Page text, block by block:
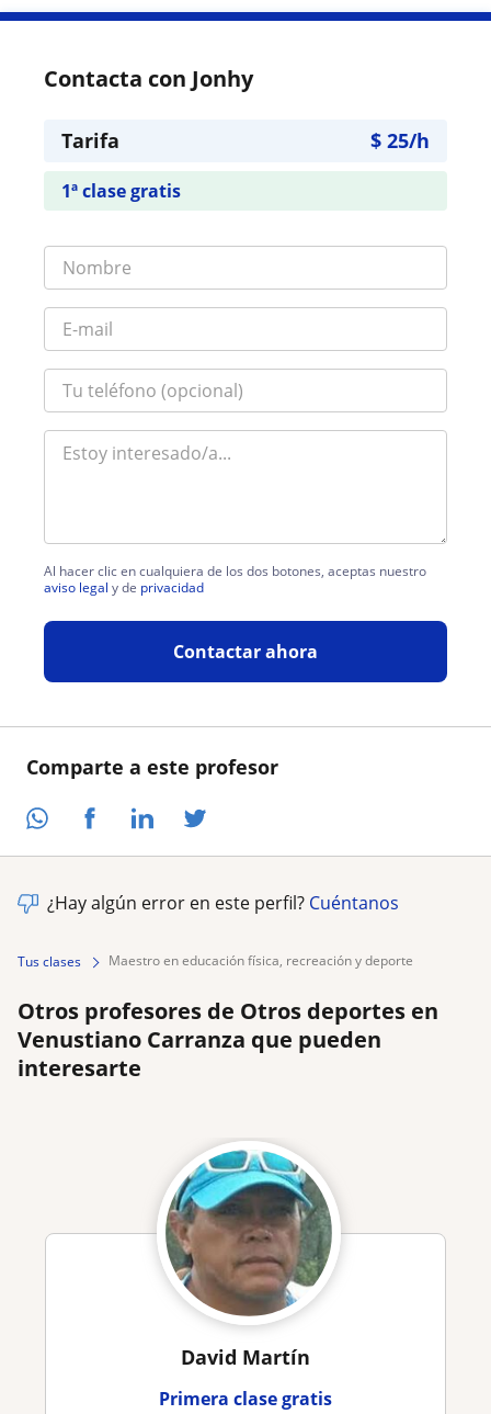
Comparte a este profesor
Contacta con Jonhy
Tarifa $ 25/h
1ª clase gratis
Al hacer clic en cualquiera de los dos botones, aceptas nuestro
aviso legal y de privacidad
Contactar ahora
¿Hay algún error en este perfil? Cuéntanos
Tus clases maestro en educación física, recreación y deporte
Otros profesores de Otros deportes en
Venustiano Carranza que pueden
interesarte
David Martín
Primera clase gratis